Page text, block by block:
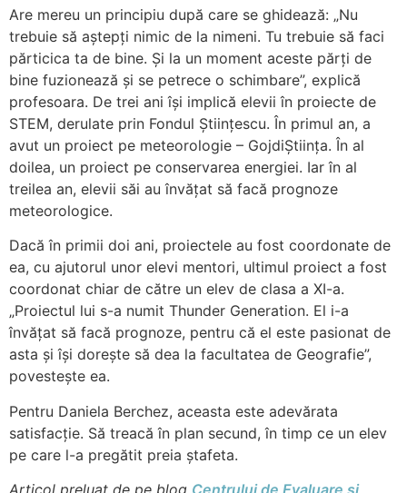
Are mereu un principiu după care se ghidează: „Nu
trebuie să aștepți nimic de la nimeni. Tu trebuie să faci
părticica ta de bine. Și la un moment aceste părți de
bine fuzionează și se petrece o schimbare”, explică
profesoara. De trei ani își implică elevii în proiecte de
STEM, derulate prin Fondul Științescu. În primul an, a
avut un proiect pe meteorologie – GojdiȘtiința. În al
doilea, un proiect pe conservarea energiei. Iar în al
treilea an, elevii săi au învățat să facă prognoze
meteorologice.
Dacă în primii doi ani, proiectele au fost coordonate de
ea, cu ajutorul unor elevi mentori, ultimul proiect a fost
coordonat chiar de către un elev de clasa a XI-a.
„Proiectul lui s-a numit Thunder Generation. El i-a
învățat să facă prognoze, pentru că el este pasionat de
asta și își dorește să dea la facultatea de Geografie”,
povestește ea.
Pentru Daniela Berchez, aceasta este adevărata
satisfacție. Să treacă în plan secund, în timp ce un elev
pe care l-a pregătit preia ștafeta.
Articol preluat de pe blog Centrului de Evaluare și